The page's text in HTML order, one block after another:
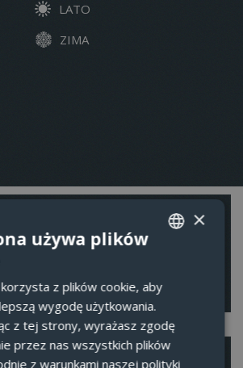
LATO
ZIMA
Orlickich
ENGLISH
POLISH
×
używa plików
z plików cookie, aby
wygodę użytkowania.
z tej strony, wyrażasz zgodę
przez nas wszystkich plików
z warunkami naszej polityki